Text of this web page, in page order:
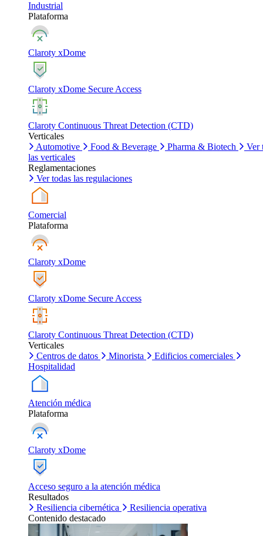
Industrial
Plataforma
Claroty xDome
Claroty xDome Secure Access
Claroty Continuous Threat Detection (CTD)
Verticales
Automotive
Food & Beverage Pharma & Biotech
Ver
las verticales
Reglamentaciones
Ver todas las regulaciones
Comercial
Plataforma
Claroty xDome
Claroty xDome Secure Access
Claroty Continuous Threat Detection (CTD)
Verticales
Centros de datos
Minorista
Edificios comerciales
Hospitalidad
Atención médica
Plataforma
Claroty xDome
Acceso seguro a la atención médica
Resultados
Resiliencia cibernética
Resiliencia operativa
Contenido destacado